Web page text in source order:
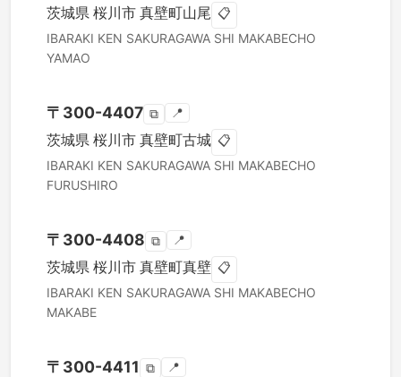
茨城県 桜川市 真壁町山尾 📋
IBARAKI KEN SAKURAGAWA SHI MAKABECHO
YAMAO
〒 300-4407 ⧉ 📍
茨城県 桜川市 真壁町古城 📋
IBARAKI KEN SAKURAGAWA SHI MAKABECHO
FURUSHIRO
〒 300-4408 ⧉ 📍
茨城県 桜川市 真壁町真壁 📋
IBARAKI KEN SAKURAGAWA SHI MAKABECHO
MAKABE
〒 300-4411 ⧉ 📍